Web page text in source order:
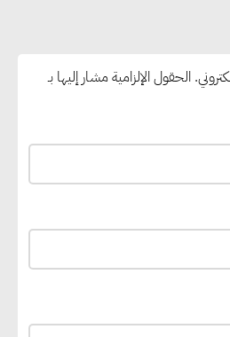
الحقول الإلزامية مشار إليها بـ
تطوير موقعه الإلكتروني
إيفل تستثمر ما يصل إلى 130
في مشروعات الطاقة